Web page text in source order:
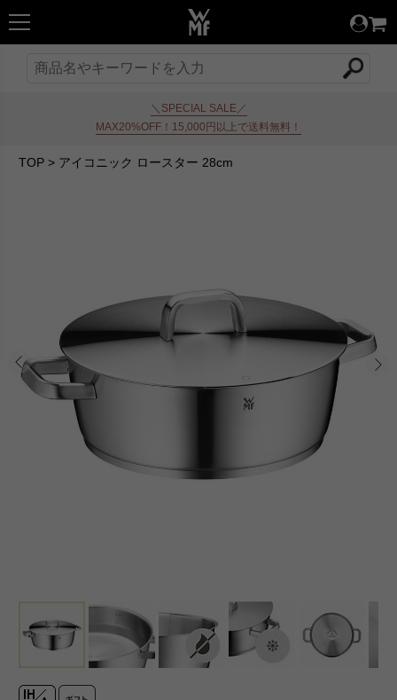
＼SPECIAL SALE／
MAX20%OFF！15,000円以上で送料無料！
TOP> アイコニック ロースター 28cm